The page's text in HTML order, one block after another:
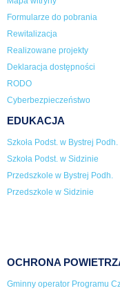
Formularze do pobrania
Rewitalizacja
Realizowane projekty
Deklaracja dostępności
RODO
Cyberbezpieczeństwo
EDUKACJA
Szkoła Podst. w Bystrej Podh.
Szkoła Podst. w Sidzinie
Przedszkole w Bystrej Podh.
Przedszkole w Sidzinie
OCHRONA
Gminny operator Programu